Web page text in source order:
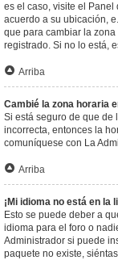
es el caso, visite el
acuerdo a su ubicación,
que para cambiar la
registrado. Si no lo está,
Arriba
Cambié la zona horaria
Si está seguro de que de
incorrecta, entonces la
comuníquese con La
Arriba
¡Mi idioma no está en la
Esto se puede deber a
idioma para el foro o
Administrador si puede
paquete no existe,